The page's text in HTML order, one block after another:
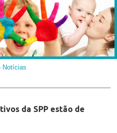
Notícias
da SPP estão de